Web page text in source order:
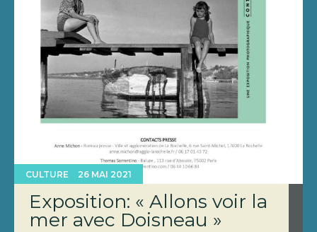
CULTURE 26 MAI 2021
Exposition: « Allons voir la
mer avec Doisneau »